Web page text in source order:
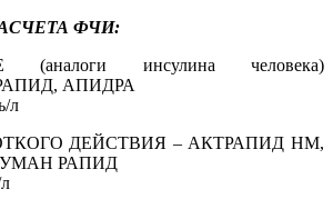
ФЧИ:
(аналоги инсулина человека)
АПИДРА
л
ДЕЙСТВИЯ – АКТРАПИД НМ,
РАПИД